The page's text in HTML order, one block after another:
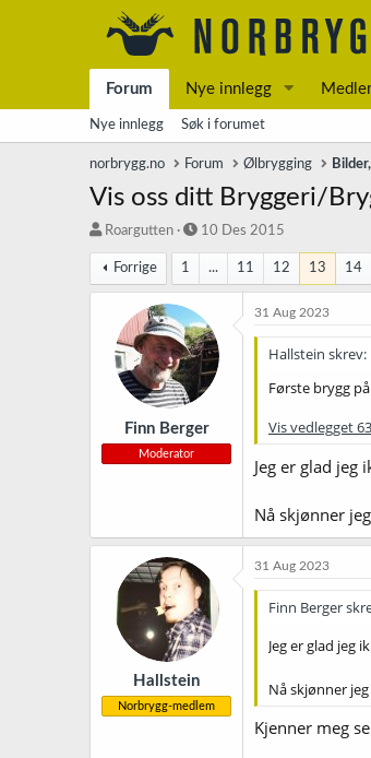
Forum Nye innlegg
Nye innlegg Søk i forumet
norbrygg.no Forum Ølbrygging
Vis oss ditt Bryggeri/
T
å
d
Roargutten
S
r
d
a
t
o
10 Des 2015
Forrige 1 ... 11 12 13 14
Finn Berger
Moderator
31 Aug 2023
Hallstein skrev:
Første brygg
Vis vedlegget
Jeg er glad
Nå skjønner
Hallstein
Norbrygg-medlem
31 Aug 2023
Finn Berger
Jeg er glad jeg
Nå skjønner
Kjenner meg